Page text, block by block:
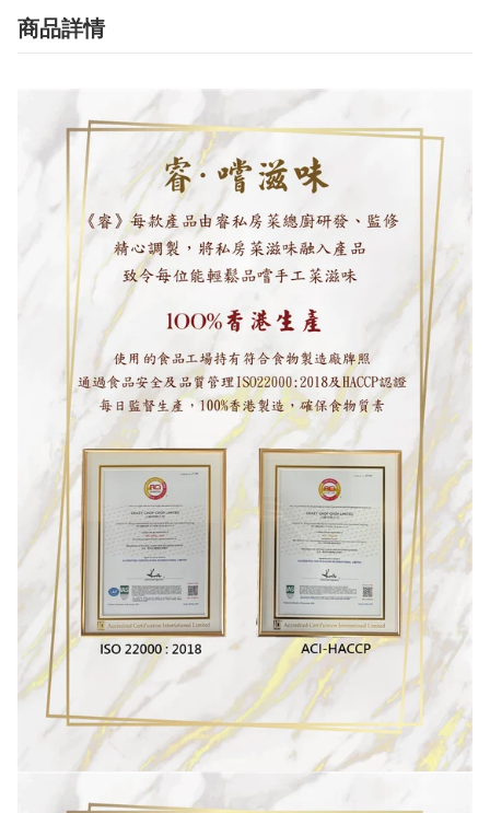
商品詳情